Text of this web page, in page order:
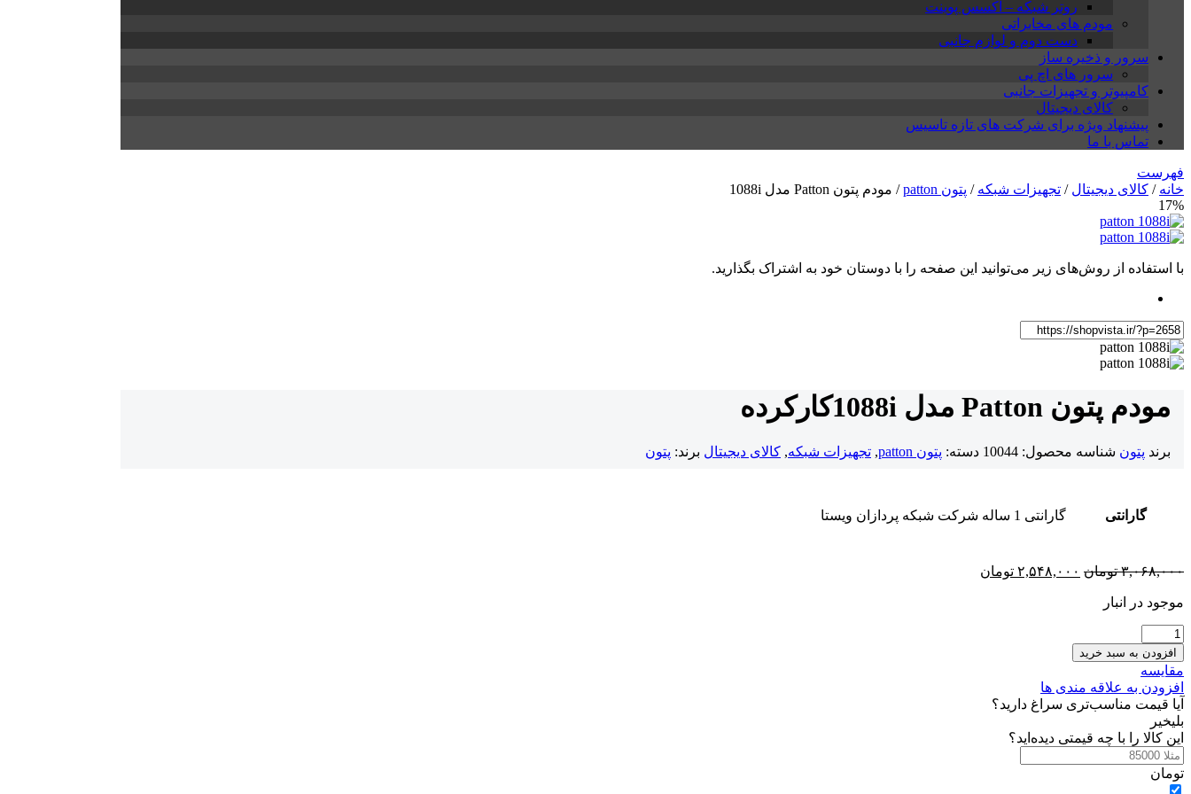
روتر شبکه – اکسس پوینت
مودم های مخابراتی
دست دوم و لوازم جانبی
سرور و ذخیره ساز
سرور های اچ پی
کامپیوتر و تجهیزات جانبی
کالای دیجیتال
پیشنهاد ویژه برای شرکت های تازه تاسیس
تماس با ما
فهرست
خانه / کالای دیجیتال / تجهیزات شبکه / پتون patton
/ مودم پتون Patton مدل 1088i
17%
با استفاده از روش‌های زیر می‌توانید این صفحه را با دوستان خود به اشتراک بگذارید.
مودم پتون Patton مدل 1088i کارکرده
برند پتون شناسه محصول: 10044 دسته: پتون patton , تجهیزات شبکه, کالای دیجیتال برند: پتون
گارانتی گارانتی 1 ساله شرکت شبکه پردازان ویستا
۳,۰۶۸,۰۰۰ تومان قیمت
۲,۵۴۸,۰۰۰ تومان
موجود در انبار
مودم
پتون
Patton
مدل
1088i
عدد
افزودن به سبد خرید
مقایسه
افزودن به علاقه مندی ها
آیا قیمت مناسب‌تری سراغ دارید؟
بلیخیر
این کالا را با چه قیمتی دیده‌اید؟
تومان